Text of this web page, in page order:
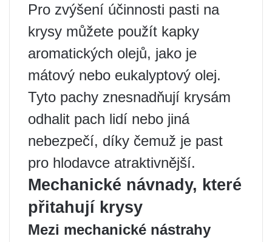
Pro zvýšení účinnosti pasti na
krysy můžete použít kapky
aromatických olejů, jako je
mátový nebo eukalyptový olej.
Tyto pachy znesnadňují krysám
odhalit pach lidí nebo jiná
nebezpečí, díky čemuž je past
pro hlodavce atraktivnější.
Mechanické návnady, které
přitahují krysy
Mezi mechanické nástrahy